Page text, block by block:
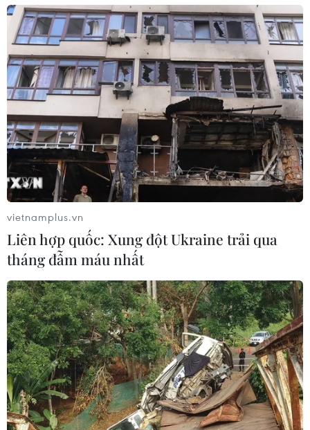
vietnamplus.vn
Liên hợp quốc: Xung đột Ukraine trải qua
tháng đẫm máu nhất